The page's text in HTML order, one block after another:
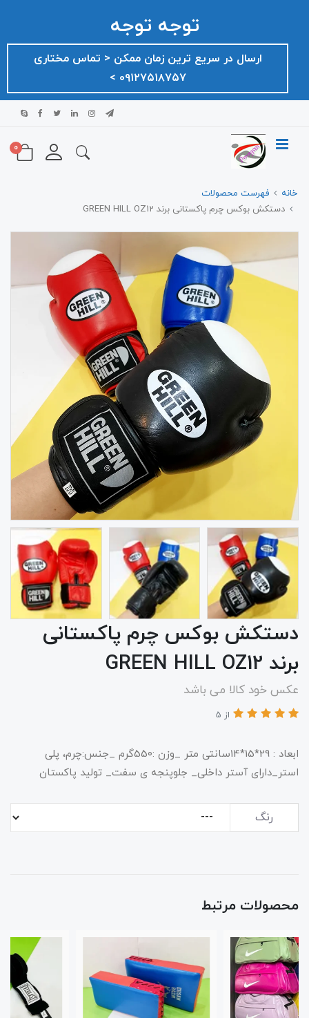
توجه توجه
ارسال در سریع ترین زمان ممکن ‌< تماس مختاری
۰۹۱۲۷۵۱۸۷۵۷ >
0
خانه
فهرست محصولات
دستکش بوکس چرم پاکستانی برند GREEN HILL OZ12
دستکش بوکس چرم پاکستانی
برند GREEN HILL OZ12
عکس خود کالا می باشد
از 5
ابعاد : 29*15*14سانتی متر _وزن :550گرم _جنس:چرم، پلی
استر_دارای آستر داخلی_ جلوپنجه ی سفت_ تولید پاکستان
رنگ
محصولات مرتبط